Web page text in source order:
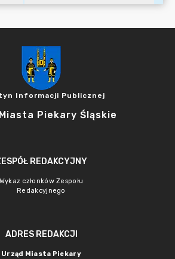
Informacji Publicznej
Piekary Śląskie
REDAKCYJNY
Wykaz członków Zespołu
Redakcyjnego
ADRES REDAKCJI
Urząd Miasta Piekary